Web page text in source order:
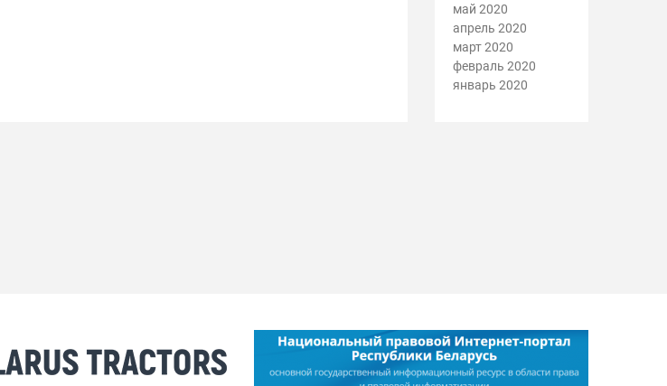
май 2020
апрель 2020
март 2020
февраль 2020
январь 2020